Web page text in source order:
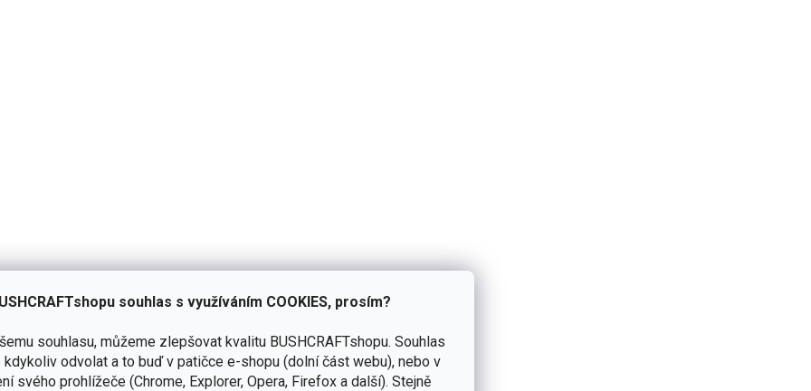
souhlas s využíváním COOKIES, prosím?
souhlasu, můžeme zlepšovat kvalitu BUSHCRAFTshopu. Souhlas
kdykoliv odvolat a to buď v patičce e-shopu (dolní část webu), nebo v
svého prohlížeče (Chrome, Explorer, Opera, Firefox a další). Stejně